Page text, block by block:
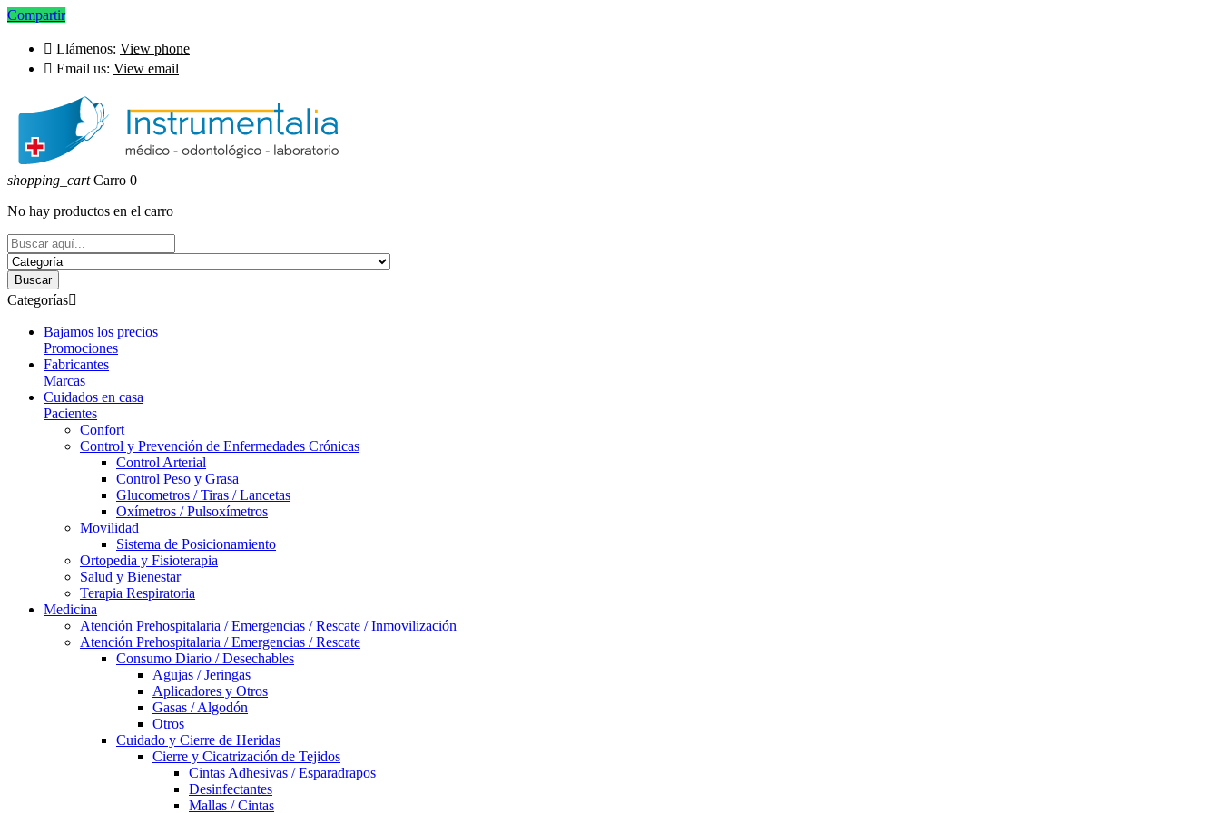
Compartir
 Llámenos: View phone
 Email us: View email
shopping_cart Carro 0
No hay productos en el carro
Buscar
Categorías
Bajamos los precios
Promociones
Fabricantes
Marcas
Cuidados en casa
Pacientes
Confort
Control y Prevención de Enfermedades Crónicas
Control Arterial
Control Peso y Grasa
Glucometros / Tiras / Lancetas
Oxímetros / Pulsoxímetros
Movilidad
Sistema de Posicionamiento
Ortopedia y Fisioterapia
Salud y Bienestar
Terapia Respiratoria
Medicina
Atención Prehospitalaria / Emergencias / Rescate / Inmovilización
Atención Prehospitalaria / Emergencias / Rescate
Consumo Diario / Desechables
Agujas / Jeringas
Aplicadores y Otros
Gasas / Algodón
Otros
Cuidado y Cierre de Heridas
Cierre y Cicatrización de Tejidos
Cintas Adhesivas / Esparadrapos
Desinfectantes
Mallas / Cintas